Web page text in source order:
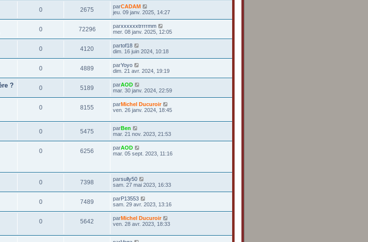
0 2675 parCADAM
jeu. 09 janv. 2025, 14:27
0 72296 parxxxxxxtrrrrmm
mer. 08 janv. 2025, 12:05
0 4120 partof18
dim. 16 juin 2024, 10:18
0 4889 parYoyo
dim. 21 avr. 2024, 19:19
? 0 5189 parAOD
mar. 30 janv. 2024, 22:59
0 8155 parMichel Ducuroir
ven. 26 janv. 2024, 18:45
0 5475 parBen
mar. 21 nov. 2023, 21:53
0 6256 parAOD
mar. 05 sept. 2023, 11:16
0 7398 parsully50
sam. 27 mai 2023, 16:33
0 7489 parP13553
sam. 29 avr. 2023, 13:16
0 5642 parMichel Ducuroir
ven. 28 avr. 2023, 18:33